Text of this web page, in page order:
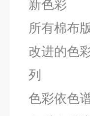
新色彩
所有棉布
改进的色
列
色彩依色